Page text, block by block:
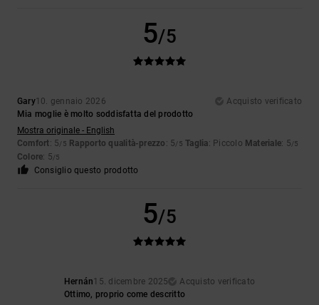
5/5
Gary10. gennaio 2026
Acquisto verificato
Mia moglie è molto soddisfatta del prodotto
Mostra originale - English
Comfort: 5/5 Rapporto qualità-prezzo : 5/5 Taglia: Piccolo Materiale: 5/5
Colore: 5/5
Consiglio questo prodotto
5/5
Hernán15. dicembre 2025
Acquisto verificato
Ottimo, proprio come descritto